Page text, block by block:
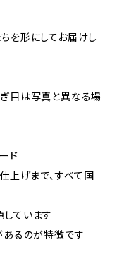
を形にしてお届けし
目は写真と異なる場
ド
上げまで、すべて国
ています
あるのが特徴です